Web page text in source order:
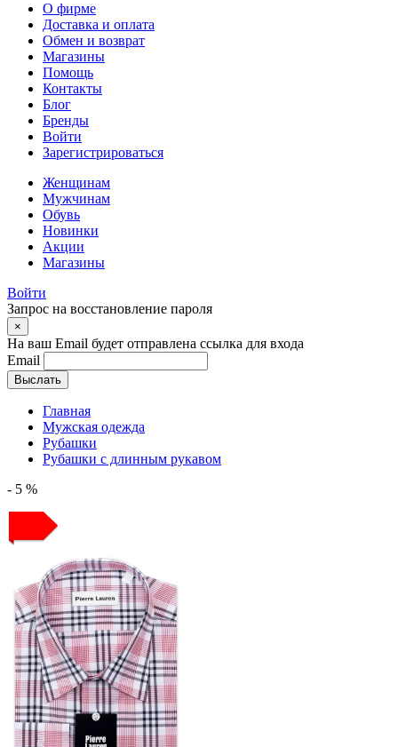
О фирме
Доставка и оплата
Обмен и возврат
Магазины
Помощь
Контакты
Блог
Бренды
Войти
Зарегистрироваться
Женщинам
Мужчинам
Обувь
Новинки
Акции
Магазины
Войти
Запрос на восстановление пароля
×
На ваш Email будет отправлена ссылка для входа
Email
Выслать
Главная
Мужская одежда
Рубашки
Рубашки с длинным рукавом
- 5 %